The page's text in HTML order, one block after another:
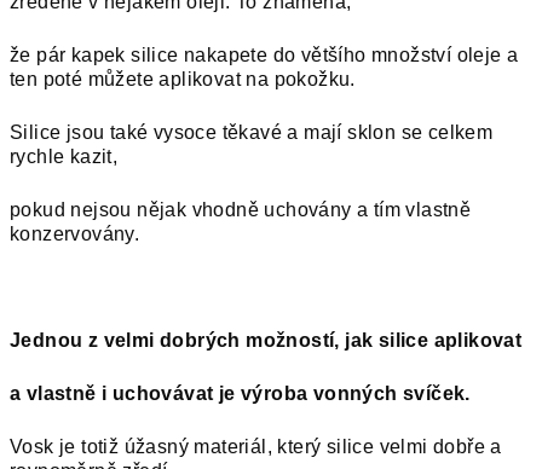
že pár kapek silice nakapete do většího množství oleje a
ten poté můžete aplikovat na pokožku.
Silice jsou také vysoce těkavé a mají sklon se celkem
rychle kazit,
pokud nejsou nějak vhodně uchovány a tím vlastně
konzervovány.
Jednou z velmi dobrých možností, jak silice aplikovat
a vlastně i uchovávat je výroba vonných svíček.
Vosk je totiž úžasný materiál, který silice velmi dobře a